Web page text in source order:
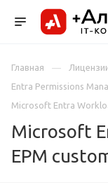
Главная
Entra Permissions
Microsoft Entra
Microsoft
EPM